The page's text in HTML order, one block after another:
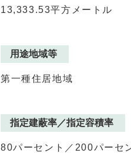
13,333.53平方メートル
用途地域等
第一種住居地域
指定建蔽率／指定容積率
80パーセント／ 200パーセ